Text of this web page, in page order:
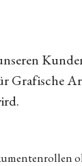
Grafische